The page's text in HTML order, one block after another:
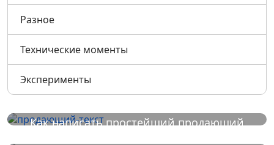
Разное
Технические моменты
Эксперименты
Как написать простейший продающий